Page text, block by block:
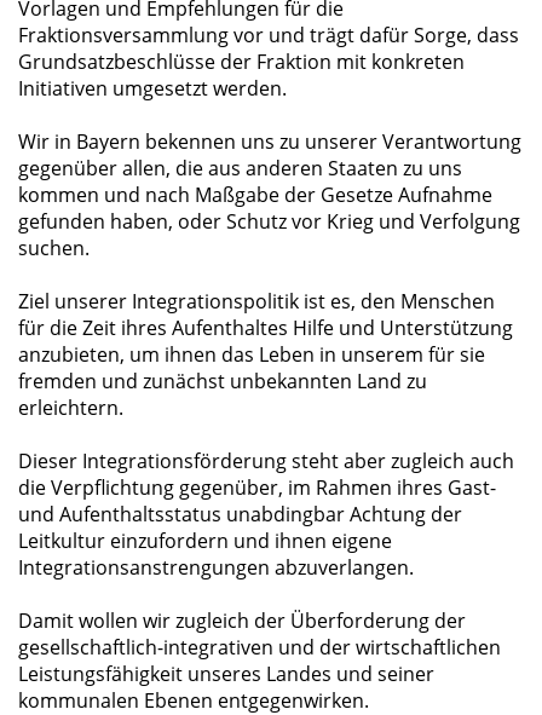
Vorlagen und Empfehlungen für die
Fraktionsversammlung vor und trägt dafür Sorge, dass
Grundsatzbeschlüsse der Fraktion mit konkreten
Initiativen umgesetzt werden.
Wir in Bayern bekennen uns zu unserer Verantwortung
gegenüber allen, die aus anderen Staaten zu uns
kommen und nach Maßgabe der Gesetze Aufnahme
gefunden haben, oder Schutz vor Krieg und Verfolgung
suchen.
Ziel unserer Integrationspolitik ist es, den Menschen
für die Zeit ihres Aufenthaltes Hilfe und Unterstützung
anzubieten, um ihnen das Leben in unserem für sie
fremden und zunächst unbekannten Land zu
erleichtern.
Dieser Integrationsförderung steht aber zugleich auch
die Verpflichtung gegenüber, im Rahmen ihres Gast-
und Aufenthaltsstatus unabdingbar Achtung der
Leitkultur einzufordern und ihnen eigene
Integrationsanstrengungen abzuverlangen.
Damit wollen wir zugleich der Überforderung der
gesellschaftlich-integrativen und der wirtschaftlichen
Leistungsfähigkeit unseres Landes und seiner
kommunalen Ebenen entgegenwirken.